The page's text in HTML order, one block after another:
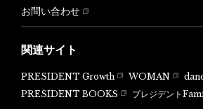
お問い合わせ
関連サイト
PRESIDENT Growth WOMAN
PRESIDENT BOOKS
プレジデント